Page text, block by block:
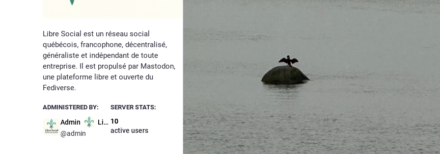
Libre Social est un réseau social
québécois, francophone, décentralisé,
généraliste et indépendant de toute
entreprise. Il est propulsé par Mastodon,
une plateforme libre et ouverte du
Fediverse.
ADMINISTERED BY:
Admin
Libre Social
@admin
SERVER STATS:
10
active users